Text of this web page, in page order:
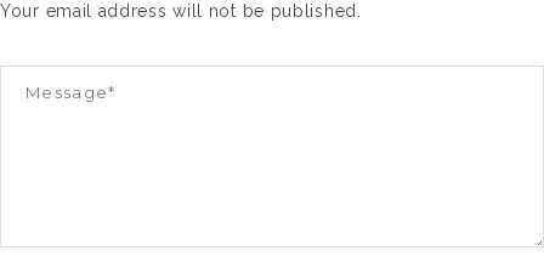
Your email address will not be published.